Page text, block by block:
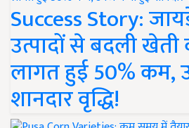
Success Story:
उत्पादों से बदली खेती
लागत हुई 50% कम,
शानदार वृद्धि!